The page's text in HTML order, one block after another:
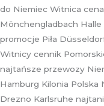
do Niemiec Witnica
Mönchengladbach
promocje Piła
Witnicy cennik
najtańsze przewozy
Hamburg Kilonia
Drezno Karlsruhe